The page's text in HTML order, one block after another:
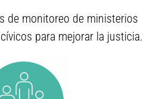
de monitoreo de ministerios
para mejorar la justicia.